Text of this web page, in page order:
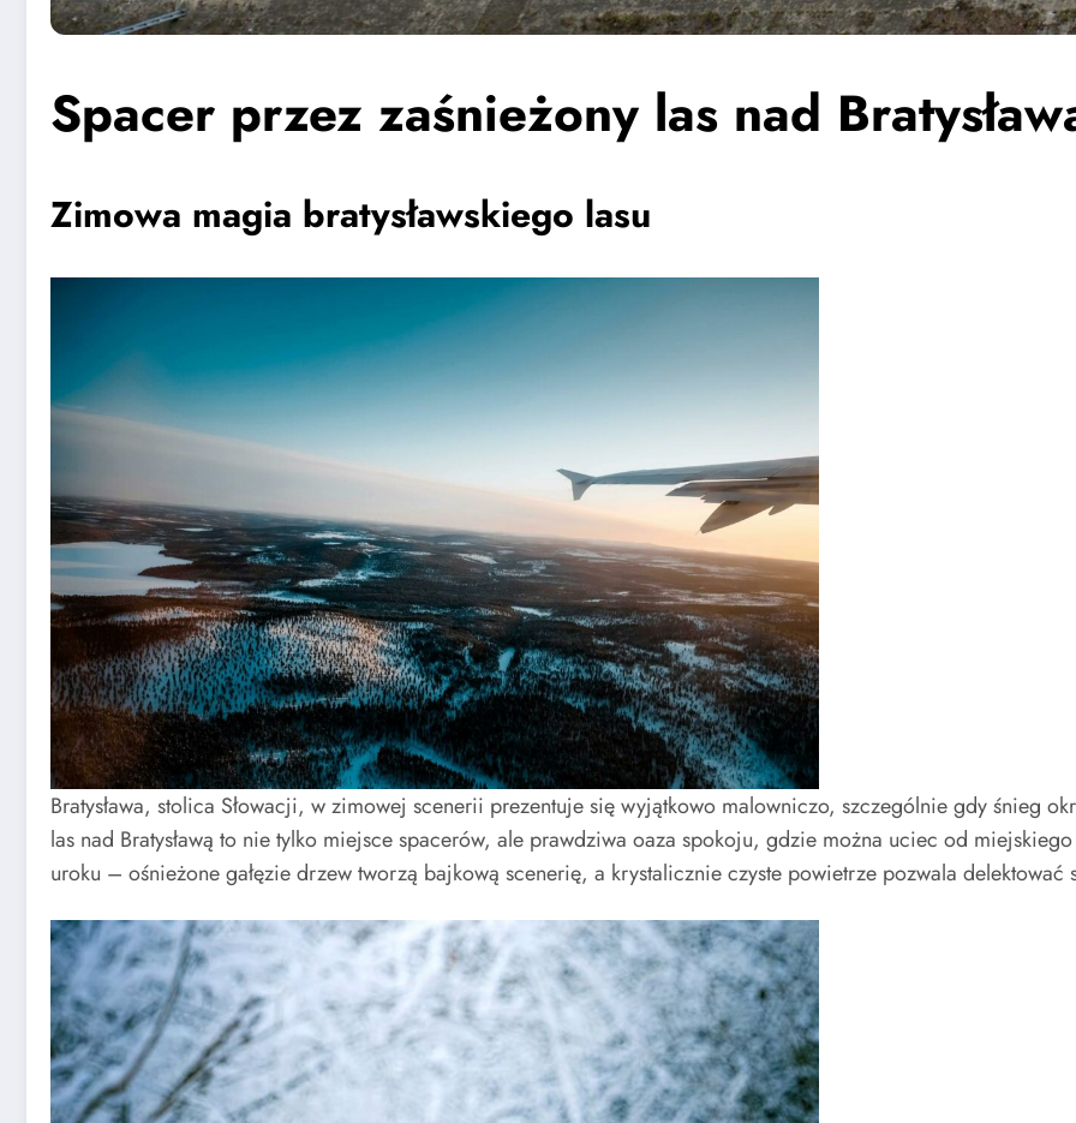
Spacer przez zaśnieżony las nad
Zimowa magia bratysławskiego lasu
Bratysława, stolica Słowacji, w zimowej scenerii prezentuje się wyjątkowo malowniczo, szczególnie gdy śnieg
las nad Bratysławą to nie tylko miejsce spacerów, ale prawdziwa oaza spokoju, gdzie można uciec od
uroku – ośnieżone gałęzie drzew tworzą bajkową scenerię, a krystalicznie czyste powietrze pozwala